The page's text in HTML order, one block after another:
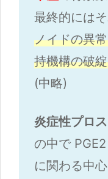
最終的には
ノイドの異
持機構の破
(中略)
炎症性プロ
の中で
に関わる中